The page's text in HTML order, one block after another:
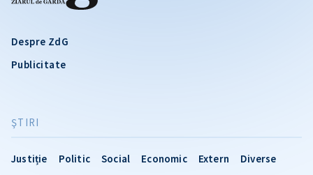
Despre ZdG
Publicitate
ŞTIRI
Justiție Politic Social Economic Extern Diverse